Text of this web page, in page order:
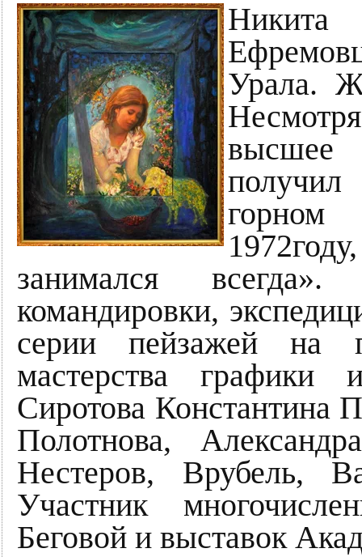
Урала.
высшее
занимался
командировки,
серии пейзажей на
мастерства
Сиротова Константина
Полотнова,
Нестеров, Врубель,
Участник
Беговой и выставок